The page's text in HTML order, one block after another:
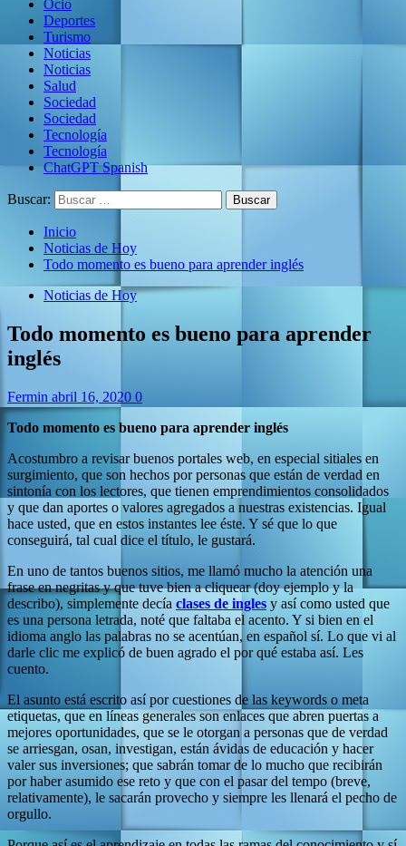
Ocio
Deportes
Turismo
Noticias
Noticias
Salud
Sociedad
Sociedad
Tecnología
Tecnología
ChatGPT Spanish
Buscar:
Inicio
Noticias de Hoy
Todo momento es bueno para aprender inglés
Noticias de Hoy
Todo momento es bueno para aprender
inglés
Fermin abril 16, 2020 0
Todo momento es bueno para aprender inglés
Acostumbro a revisar buenos portales web, en especial sitiales en
surgimiento, que son hechos por personas que están de verdad en
sintonía con los lectores, que tienen emprendimientos consolidados
y que dan aportes o valores agregados a nuestras existencias. Igual
hace usted, que en estos instantes lee éste. Y sé que lo que
conseguirá, tal cual dice el título, le gustará.
En uno de tantos buenos sitios, me llamó mucho la atención una
frase en negritas y que tuve bien a cliquear (doy ejemplo y la
describo), simplemente decía clases de ingles y así como usted que
es una persona letrada, noté que faltaba el acento. Y si bien en el
idioma anglo las palabras no se acentúan, en español sí. Lo que vi al
darle clic me explicó de buen agrado el por qué estaba así. Les
cuento.
El asunto está escrito así por cuestiones de las keywords o meta
etiquetas, que en líneas generales son enlaces que abren puertas a
mejores oportunidades, que se le otorgan a personas que de verdad
se arriesgan, osan, investigan, están ávidas de educación y hacer
valer sus inversiones; que sabrán tomar de lo mucho que recibirán
por haber asumido ese reto y que con el pasar del tempo (breve,
relativamente), le sacarán provecho y siempre les llenará el pecho de
orgullo.